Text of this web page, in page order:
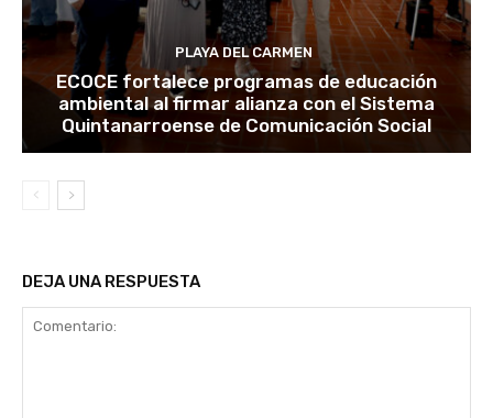
PLAYA DEL CARMEN
ECOCE fortalece programas de educación
ambiental al firmar alianza con el Sistema
Quintanarroense de Comunicación Social
DEJA UNA RESPUESTA